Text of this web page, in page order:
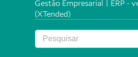
Gestão Empresarial | ERP -
(XTended)